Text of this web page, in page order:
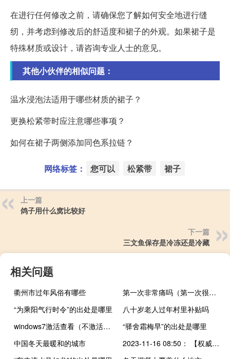
在进行任何修改之前，请确保您了解如何安全地进行缝
纫，并考虑到修改后的舒适度和裙子的外观。如果裙子是
特殊材质或设计，请咨询专业人士的意见。
其他小伙伴的相似问题：
温水浸泡法适用于哪些材质的裙子？
更换松紧带时应注意哪些事项？
如何在裙子两侧添加同色系拉链？
网络标签： 您可以 松紧带 裙子
上一篇
鸽子用什么窝比较好
下一篇
三文鱼保存是冷冻还是冷藏
相关问题
衢州市过年风俗有哪些
第一次非常痛吗（第一次很痛吗）
“为乘阳气行时令”的出处是哪里
八十岁老人过年村里补贴吗
windows7激活查看（不激活windows7会怎样）
“驿舍霜梅早”的出处是哪里
中国冬天最暖和的城市
2023-11-16 08:50： 【权威路况】截止9点甘肃省高速公路天气晴或多云。一、受前期降雪、路面结冰影响，根据通行条件，辖区交警暂对以下收费站实施临时交通管制：G75兰临段井坪至会川至遮阳山各收费站入口双向；G1816三甲集至合作南各收费站入口双向；S38桑科至王格尔塘各收费站入口双向；S32临大高速各收费站入口双向； ​​​